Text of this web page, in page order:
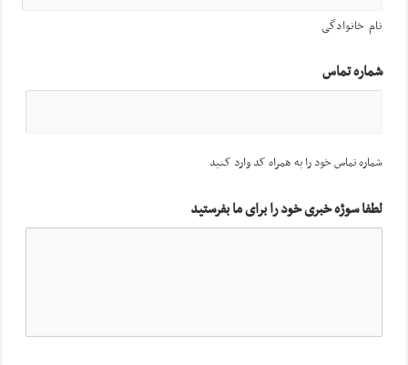
نام خانوادگی
شماره تماس
شماره تماس خود را به همراه کد وارد کنید
لطفا سوژه خبری خود را برای ما بفرستید